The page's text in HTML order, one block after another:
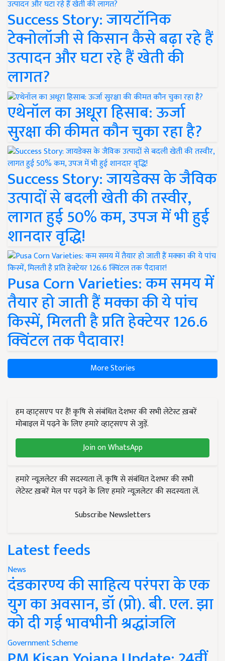
Success Story: जायटॉनिक
टेक्नोलॉजी से किसान कैसे बढ़ा रहे हैं
उत्पादन और घटा रहे हैं खेती की
लागत?
एथेनॉल का अधूरा हिसाब: ऊर्जा
सुरक्षा की कीमत कौन चुका रहा है?
Success Story: जायडेक्स के जैविक
उत्पादों से बदली खेती की तस्वीर,
लागत हुई 50% कम, उपज में भी हुई
शानदार वृद्धि!
Pusa Corn Varieties: कम समय में
तैयार हो जाती हैं मक्का की ये पांच
किस्में, मिलती है प्रति हेक्टेयर 126.6
क्विंटल तक पैदावार!
More Stories
हम व्हाट्सएप पर हैं! कृषि से संबंधित देशभर की सभी लेटेस्ट ख़बरें
मोबाइल में पढ़ने के लिए हमारे व्हाट्सएप से जुड़ें.
Join on WhatsApp
हमारे न्यूज़लेटर की सदस्यता लें. कृषि से संबंधित देशभर की सभी
लेटेस्ट ख़बरें मेल पर पढ़ने के लिए हमारे न्यूज़लेटर की सदस्यता लें.
Subscribe Newsletters
Latest feeds
News
दंडकारण्य की साहित्य परंपरा के एक
युग का अवसान, डॉ (प्रो). बी. एल. झा
को दी गई भावभीनी श्रद्धांजलि
Government Scheme